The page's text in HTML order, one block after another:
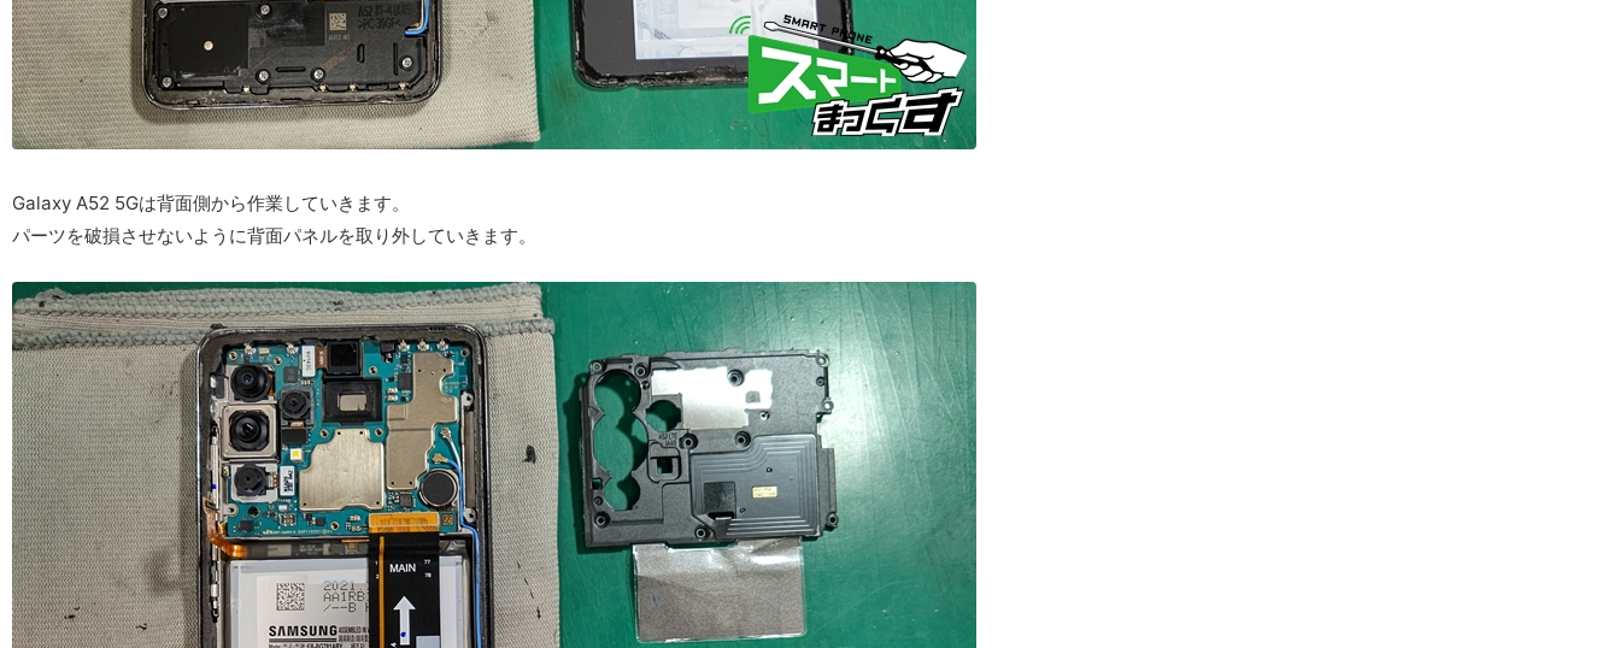
Galaxy A52 5Gは背面側から作業していきます。
パーツを破損させないように背面パネルを取り外していきます。